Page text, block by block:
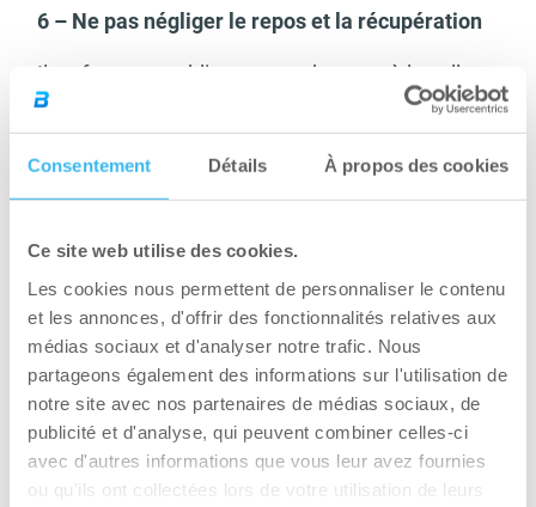
Consentement Détails À propos des cookies
Ce site web utilise des cookies.
Les cookies nous permettent de personnaliser le contenu
et les annonces, d'offrir des fonctionnalités relatives aux
médias sociaux et d'analyser notre trafic. Nous
partageons également des informations sur l'utilisation de
notre site avec nos partenaires de médias sociaux, de
publicité et d'analyse, qui peuvent combiner celles-ci
avec d'autres informations que vous leur avez fournies
ou qu'ils ont collectées lors de votre utilisation de leurs
6 – Ne pas négliger le repos et la récupération
Il ne faut pas oublier que ce n’est pas à la salle
que votre muscle se construit. Vous cassez des
fibres à la salle et c’est les jours suivants que le
processus de reconstruction musculaire se
produit. Il ne faut pas s’entrainer en musculation
plus de 4/5 fois par semaine. Si vous êtes déjà à
probablement devoir travailler en split.
7 – Manger suffisamment de protéine
On ne vous le répétera jamais assez, mais la
protéine est l’élément clé pour construire du
muscle. Il faut donc alors manger environ 1.5-2g